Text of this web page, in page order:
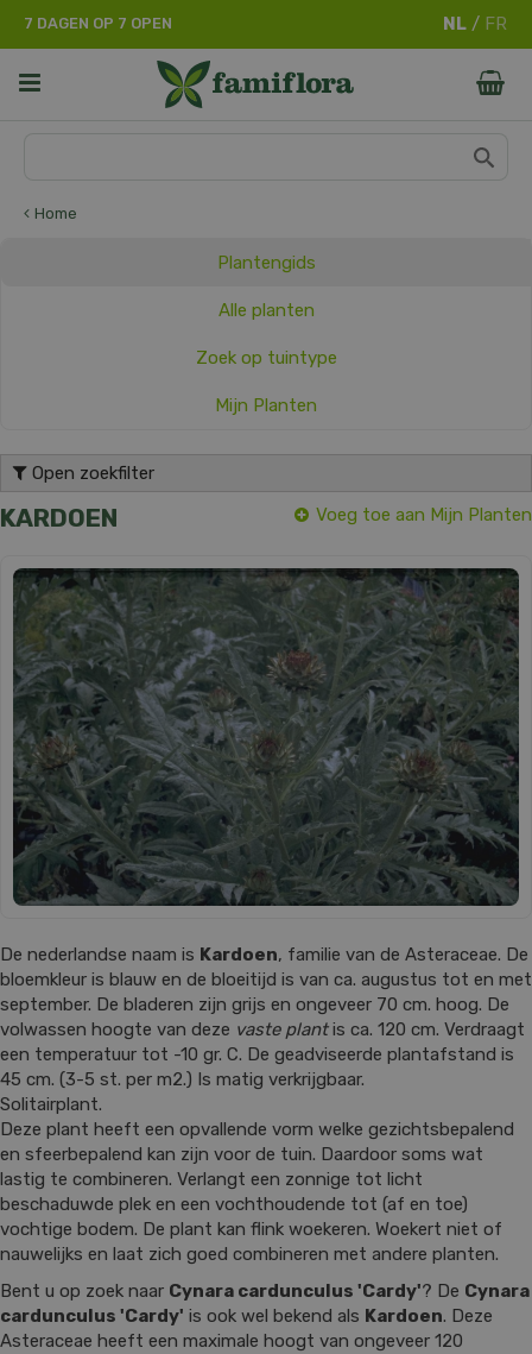
Home
7 DAGEN OP 7 OPEN
Plantengids
Alle planten
Zoek op tuintype
Mijn Planten
Open zoekfilter
KARDOEN Voeg toe aan Mijn Planten
De nederlandse naam is Kardoen, familie van de Asteraceae. De
bloemkleur is blauw en de bloeitijd is van ca. augustus tot en met
september. De bladeren zijn grijs en ongeveer 70 cm. hoog. De
volwassen hoogte van deze vaste plantis ca. 120 cm. Verdraagt
een temperatuur tot -10 gr. C. De geadviseerde plantafstand is
45 cm. (3-5 st. per m2.) Is matig verkrijgbaar.
Solitairplant.
Deze plant heeft een opvallende vorm welke gezichtsbepalend
en sfeerbepalend kan zijn voor de tuin. Daardoor soms wat
lastig te combineren. Verlangt een zonnige tot licht
beschaduwde plek en een vochthoudende tot (af en toe)
vochtige bodem. De plant kan flink woekeren. Woekert niet of
nauwelijks en laat zich goed combineren met andere planten.
Bent u op zoek naar Cynara cardunculus 'Cardy'? De Cynara
cardunculus 'Cardy' is ook wel bekend als Kardoen. Deze
Asteraceae heeft een maximale hoogt van ongeveer 120